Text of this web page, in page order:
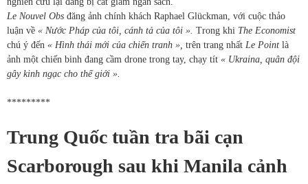
Le Nouvel Obs đăng ảnh chính khách Raphael Glückman, với cuộc thảo
luận về « Nước Pháp của tôi, cánh tả của tôi ». Trong khi The Economist
chú ý đến « Hình thái mới của chiến tranh », trên trang nhất Le Point là
ảnh một chiến binh đang cầm drone trong tay, chạy tít « Ukraina, quân đội
gây kinh ngạc cho thế giới ».
*********
Trung Quốc tuần tra bãi cạn
Scarborough sau khi Manila cảnh